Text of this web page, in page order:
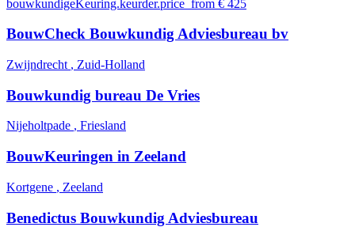
bouwkundigeKeuring.keurder.price_from € 425
BouwCheck Bouwkundig Adviesbureau bv
Zwijndrecht , Zuid-Holland
Bouwkundig bureau De Vries
Nijeholtpade , Friesland
BouwKeuringen in Zeeland
Kortgene , Zeeland
Benedictus Bouwkundig Adviesbureau